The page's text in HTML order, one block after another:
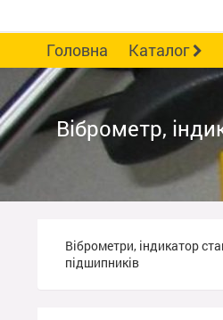
Головна Каталог
НПП КОНТЕСТ
Віброметр,
Віброметри, індикатор
підшипників